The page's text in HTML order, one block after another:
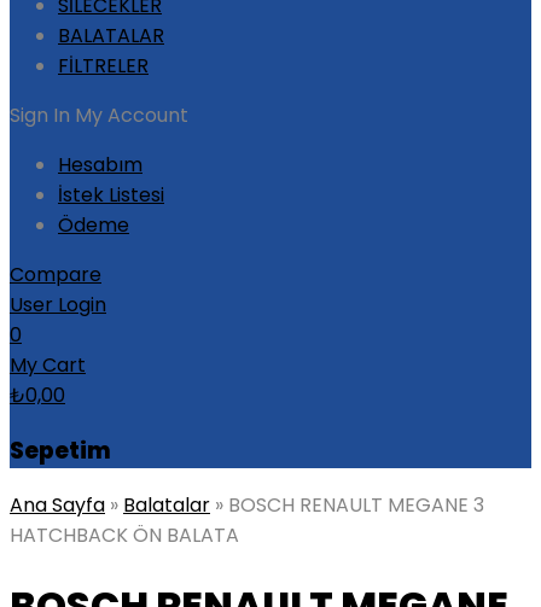
BALATALAR
FİLTRELER
Sign In My Account
Hesabım
İstek Listesi
Ödeme
Compare
User Login
0
My Cart
₺0,00
Sepetim
Ana Sayfa » Balatalar » BOSCH RENAULT MEGANE 3
HATCHBACK ÖN BALATA